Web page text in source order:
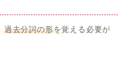
過去分詞の形を覚える必要が